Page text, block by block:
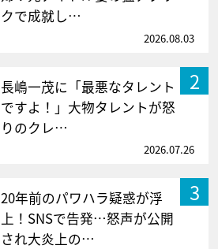
クで成就し…
2026.08.03
2
長嶋一茂に「最悪なタレント
ですよ！」大物タレントが怒
りのクレ…
2026.07.26
3
20年前のパワハラ疑惑が浮
上！SNSで告発…怒声が公開
され大炎上の…